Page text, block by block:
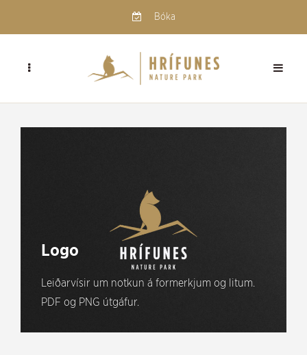
Bóka
PRESS KIT
Logo
Leiðarvísir um notkun á formerkjum og litum.
PDF og PNG útgáfur.